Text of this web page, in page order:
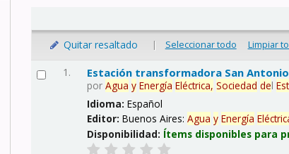
Quitar resaltado | Seleccionar todo Limpiar
1. Estación transformadora San
porAgua y Energía Eléctrica, Sociedad del
Idioma:Español
Editor:Buenos Aires:Agua y Energía
Disponibilidad: Ítems disponibles para